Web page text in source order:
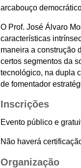
arcabouço
O Prof. José Álvaro
características
maneira a construção
certos segmentos da
tecnológico, na dupla
de fomentador
Inscrições
Evento público e
Não haverá
Organização